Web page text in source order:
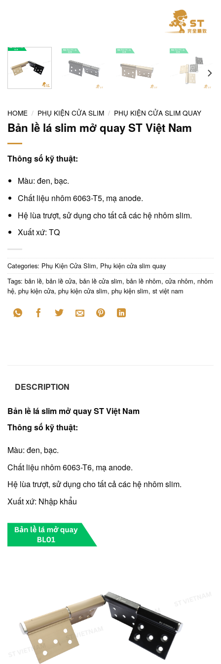
HOME / PHỤ KIỆN CỬA SLIM / PHỤ KIỆN CỬA SLIM QUAY
Bản lề lá slim mở quay ST Việt Nam
Thông số kỹ thuật:
Màu: đen, bạc.
Chất liệu nhôm 6063-T5, mạ anode.
Hệ lùa trượt, sử dụng cho tất cả các hệ nhôm slim.
Xuất xứ: TQ
Categories: Phụ Kiện Cửa Slim, Phụ kiện cửa slim quay
Tags: bản lề, bản lề cửa, bản lề cửa slim, bản lề nhôm, cửa nhôm, nhôm
hệ, phụ kiện cửa, phụ kiện cửa slim, phụ kiện slim, st việt nam
DESCRIPTION
Bản lề lá slim mở quayST Việt Nam
Thông số kỹ thuật:
Màu: đen, bạc.
Chất liệu nhôm 6063-T6, mạ anode.
Hệ lùa trượt, sử dụng cho tất cả các hệ nhôm slim.
Xuất xứ: Nhập khẩu